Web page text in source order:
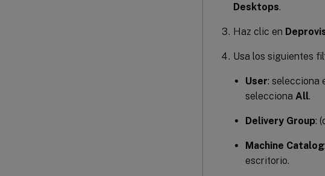
Desktops.
Haz clic en
Usa los siguientes
User: selecciona
selecciona All.
Delivery Group:
Machine Catalog
escritorio.